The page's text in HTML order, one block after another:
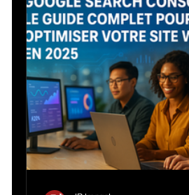
Outils
ues
Intelligence artificielle
Publicité Digitale SEO
IA & Marketing numérique